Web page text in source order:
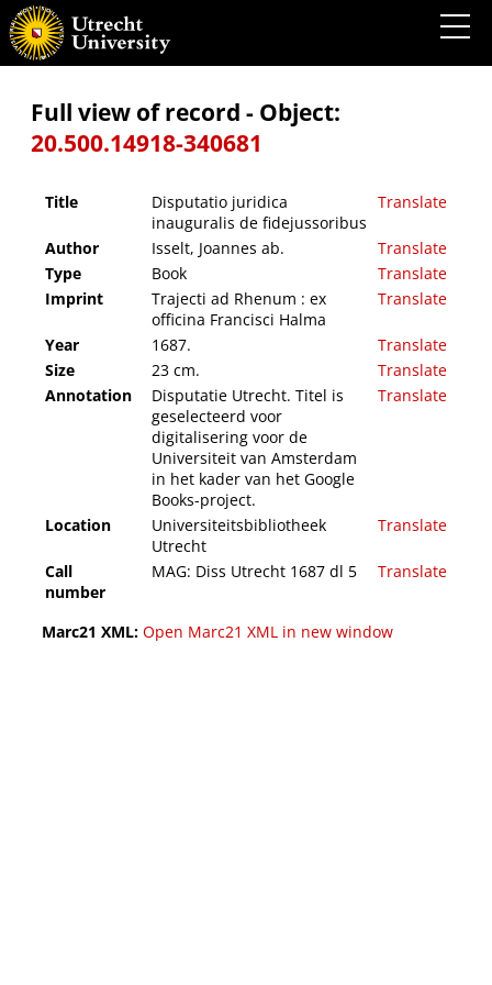
Disputatio juridica inauguralis de fidejussoribus
Full view of record - Object:
20.500.14918-340681
Title
Disputatio juridica
inauguralis de fidejussoribus
Translate
Author Isselt, Joannes ab.
Translate
Type
Book
Translate
Imprint
Trajecti ad Rhenum : ex
officina Francisci Halma
Translate
Year 1687.
Translate
Size
23 cm.
Translate
Annotation
Disputatie Utrecht. Titel is
geselecteerd voor
digitalisering voor de
Universiteit van Amsterdam
in het kader van het Google
Books-project.
Translate
Location
Universiteitsbibliotheek
Utrecht
Translate
Call
number
MAG: Diss Utrecht 1687 dl 5 Translate
Marc21 XML: Open Marc21 XML in new window